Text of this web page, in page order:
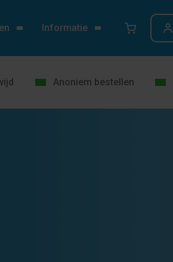
Informatie
Anoniem bestellen